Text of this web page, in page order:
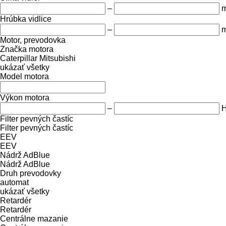
–
Hrúbka vidlice
–
Motor, prevodovka
Značka motora
Caterpillar Mitsubishi
ukázať všetky
Model motora
Výkon motora
–
Filter pevných častíc
Filter pevných častíc
EEV
EEV
Nádrž AdBlue
Nádrž AdBlue
Druh prevodovky
automat
ukázať všetky
Retardér
Retardér
Centrálne mazanie